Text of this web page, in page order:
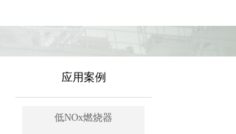
低NOx燃烧器
应用案例